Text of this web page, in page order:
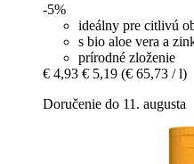
-5%
ideálny pre citlivú
s bio aloe vera a
prírodné zloženie
€ 4,93 € 5,19 (€ 65,73 / l)
Doručenie do 11. augusta